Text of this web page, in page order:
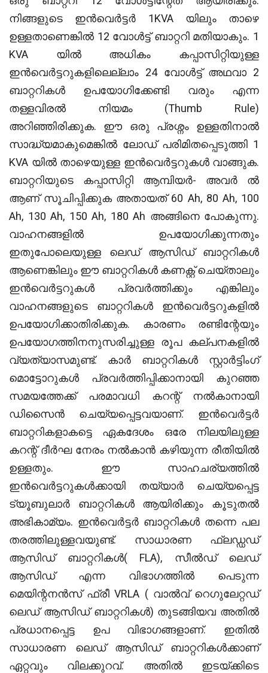
നിങ്ങളുടെ ഇൻവെർട്ടർ 1KVA യിലും താഴെ
ഉള്ളതാണെങ്കിൽ 12 വോൾട്ട് ബാറ്ററി മതിയാകും. 1
KVA യിൽ അധികം കപ്പാസിറ്റിയുള്ള
ഇൻവെർട്ടറുകളിലെല്ലാം 24 വോൾട്ട് അഥവാ 2
ബാറ്ററികൾ ഉപയോഗിക്കേണ്ടി വരും എന്ന
തള്ളവിരൽ നിയമം (Thumb Rule)
അറിഞ്ഞിരിക്കുക. ഈ ഒരു പ്രശ്നം ഉള്ളതിനാൽ
സാദ്ധ്യമാകുമെങ്കിൽ ലോഡ് പരിമിതപ്പെടുത്തി 1
KVA യിൽ താഴെയുള്ള ഇൻവെർട്ടറുകൾ വാങ്ങുക.
ബാറ്ററിയുടെ കപ്പാസിറ്റി ആമ്പിയർ- അവർ ൽ
ആണ് സൂചിപ്പിക്കുക അതായത് 60 Ah, 80 Ah, 100
Ah, 130 Ah, 150 Ah, 180 Ah അങ്ങിനെ പോകുന്നു.
വാഹനങ്ങളിൽ ഉപയോഗിക്കുന്നതും
ഇതുപോലെയുള്ള ലെഡ് ആസിഡ് ബാറ്ററികൾ
ആണെങ്കിലും ഈ ബാറ്ററികൾ കണക്റ്റ് ചെയ്താലും
ഇൻവെർട്ടറുകൾ പ്രവർത്തിക്കും എങ്കിലും
വാഹനങ്ങളുടെ ബാറ്ററികൾ ഇൻവെർട്ടറുകളിൽ
ഉപയോഗിക്കാതിരിക്കുക. കാരണം രണ്ടിന്റേയും
ഉപയോഗത്തിനനുസരിച്ചുള്ള രൂപ കല്പനകളിൽ
വ്യത്യാസമുണ്ട്. കാർ ബാറ്ററികൾ സ്റ്റാർട്ടിംഗ്
മൊട്ടോറുകൾ പ്രവർത്തിപ്പിക്കാനായി കുറഞ്ഞ
സമയത്തേക്ക് പരമാവധി കറന്റ് നൽകാനായി
ഡിസൈൻ ചെയ്യപ്പെട്ടവയാണ്. ഇൻവെർട്ടർ
ബാറ്ററികളാകട്ടെ ഏകദേശം ഒരേ നിലയിലുള്ള
കറന്റ് ദീർഘ നേരം നൽകാൻ കഴിയുന്ന രീതിയിൽ
ഉള്ളതും. ഈ സാഹചര്യത്തിൽ
ഇൻവെർട്ടറുകൾക്കായി തയ്യാർ ചെയ്യപ്പെട്ട
ട്യൂബുലാർ ബാറ്ററികൾ ആയിരിക്കും കൂടുതൽ
അഭികാമ്യം. ഇൻവെർട്ടർ ബാറ്ററികൾ തന്നെ പല
തരത്തിലുള്ളവയുണ്ട്. സാധാരണ ഫ്ലഡ്ഡഡ്
ആസിഡ് ബാറ്ററികൾ( FLA), സീൽഡ് ലെഡ്
ആസിഡ് എന്ന വിഭാഗത്തിൽ പെടുന്ന
മെയിന്റനൻസ് ഫ്രീ VRLA ( വാൽവ് റെഗുലേറ്റഡ്
ലെഡ് ആസിഡ് ബാറ്ററികൾ) തുടങ്ങിയവ അതിൽ
പ്രധാനപ്പെട്ട ഉപ വിഭാഗങ്ങളാണ്. ഇതിൽ
സാധാരണ ലെഡ് ആസിഡ് ബാറ്ററികൾക്കാണ്
ഏറ്റവും വിലക്കുറവ്. അതിൽ ഇടയ്ക്കിടെ